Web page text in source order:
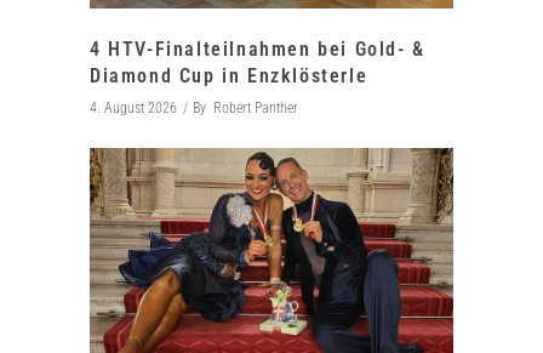
4 HTV-Finalteilnahmen bei Gold- &
Diamond Cup in Enzklösterle
4. August 2026 By Robert Panther